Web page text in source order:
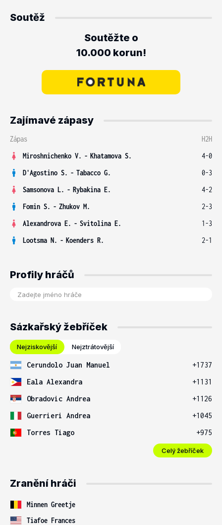
Soutěž
Soutěžte o
10.000 korun!
Zajímavé zápasy
Zápas
H2H
Miroshnichenko V. - Khatamova S.
4-0
D'Agostino S. - Tabacco G.
0-3
Samsonova L. - Rybakina E.
4-2
Fomin S. - Zhukov M.
2-3
Alexandrova E. - Svitolina E.
1-3
Lootsma N. - Koenders R. 2-1
Profily hráčů
Sázkařský žebříček
Nejziskovější Nejztrátovější
Cerundolo Juan Manuel
+1737
Eala Alexandra
+1131
Obradovic Andrea
+1126
Guerrieri Andrea
+1045
Torres Tiago
+975
Celý žebříček
Zranění hráči
Minnen Greetje
Tiafoe Frances